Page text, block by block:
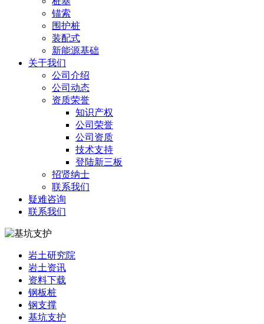
锚索
围护桩
装配式
新能源基础
关于我们
公司介绍
公司动态
资质荣誉
知识产权
公司荣誉
公司资质
技术支持
登陆新三板
招贤纳士
联系我们
疑难咨询
联系我们
岩土研究院
岩土资讯
资料下载
钢板桩
钢支撑
基坑支护